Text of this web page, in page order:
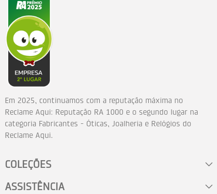
Em 2025, continuamos com a reputação máxima no
Reclame Aqui: Reputação RA 1000 e o segundo lugar na
categoria Fabricantes - Óticas, Joalheria e Relógios do
Reclame Aqui.
COLEÇÕES
ASSISTÊNCIA